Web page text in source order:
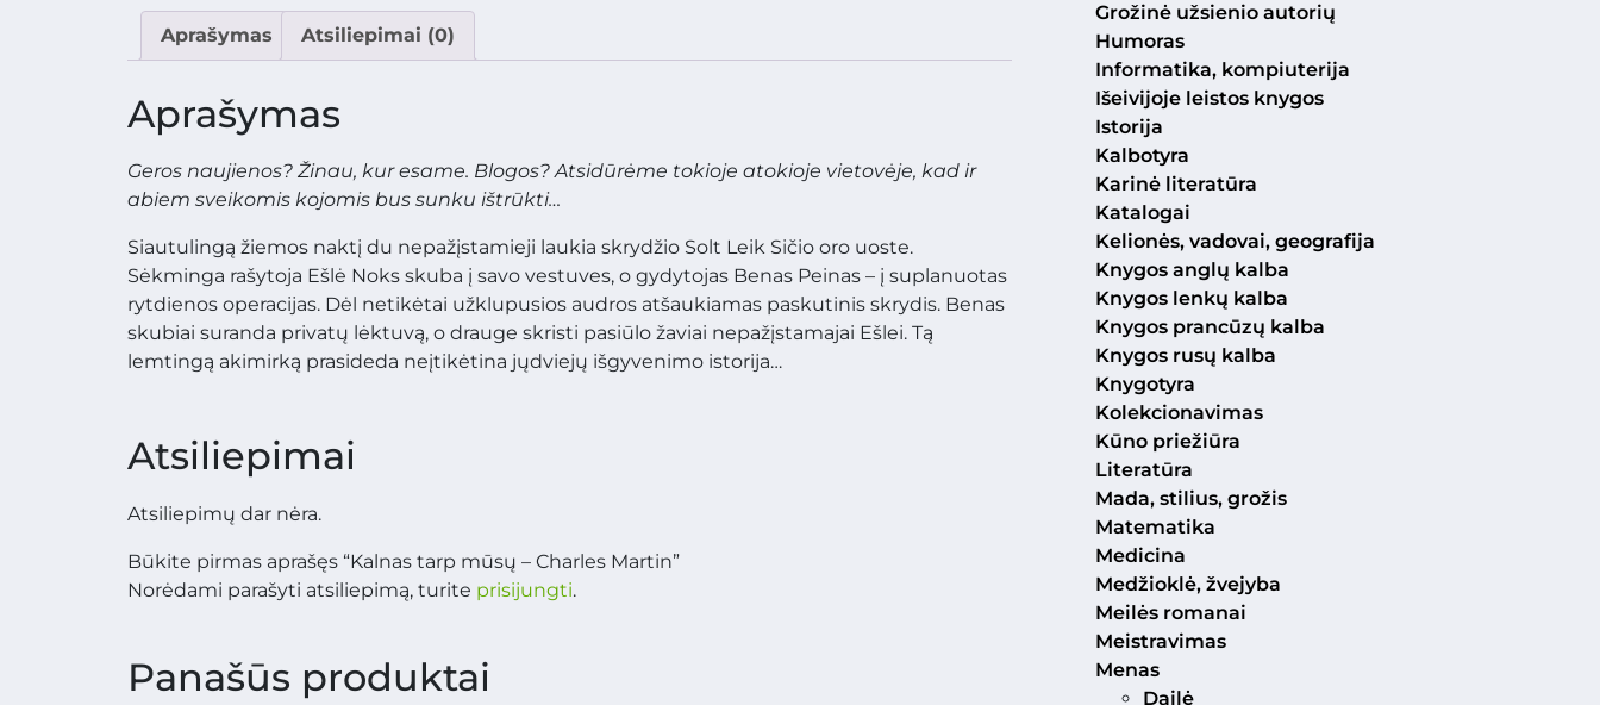
Aprašymas Atsiliepimai (0)
Aprašymas
Geros naujienos? Žinau, kur esame. Blogos? Atsidūrėme tokioje atokioje vietovėje, kad ir
abiem sveikomis kojomis bus sunku ištrūkti…
Siautulingą žiemos naktį du nepažįstamieji laukia skrydžio Solt Leik Sičio oro uoste.
Sėkminga rašytoja Ešlė Noks skuba į savo vestuves, o gydytojas Benas Peinas – į suplanuotas
rytdienos operacijas. Dėl netikėtai užklupusios audros atšaukiamas paskutinis skrydis. Benas
skubiai suranda privatų lėktuvą, o drauge skristi pasiūlo žaviai nepažįstamajai Ešlei. Tą
lemtingą akimirką prasideda neįtikėtina jųdviejų išgyvenimo istorija…
Atsiliepimai
Atsiliepimų dar nėra.
Būkite pirmas aprašęs “Kalnas tarp mūsų – Charles Martin”
Norėdami parašyti atsiliepimą, turite prisijungti.
Panašūs produktai
Grožinė užsienio autorių
Humoras
Informatika, kompiuterija
Išeivijoje leistos knygos
Istorija
Kalbotyra
Karinė literatūra
Katalogai
Kelionės, vadovai, geografija
Knygos anglų kalba
Knygos lenkų kalba
Knygos prancūzų kalba
Knygos rusų kalba
Knygotyra
Kolekcionavimas
Kūno priežiūra
Literatūra
Mada, stilius, grožis
Matematika
Medicina
Medžioklė, žvejyba
Meilės romanai
Meistravimas
Menas
Dailė